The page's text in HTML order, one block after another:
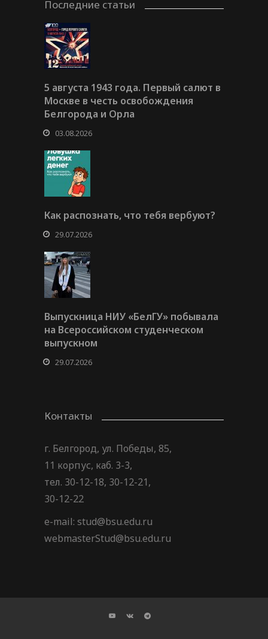
Последние статьи
5 августа 1943 года. Первый салют в
Москве в честь освобождения
Белгорода и Орла
03.08.2026
Как распознать, что тебя вербуют?
29.07.2026
Выпускница НИУ «БелГУ» побывала
на Всероссийском студенческом
выпускном
29.07.2026
Контакты
г. Белгород, ул. Победы, 85,
11 корпус, каб. 3-3,
тел. 30-12-18, 30-12-21,
30-12-22
e-mail: stud@bsu.edu.ru
webmasterStud@bsu.edu.ru